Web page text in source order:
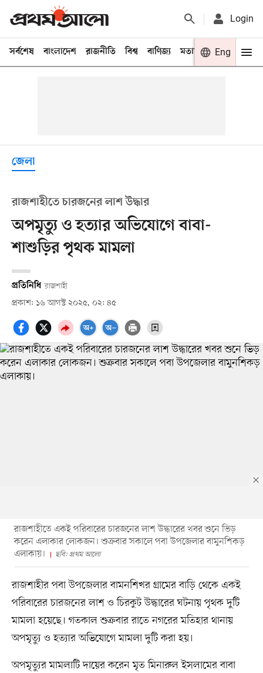
Login
সর্বশেষ বাংলাদেশ রাজনীতি বিশ্ব বাণিজ্য মতামত খেলা
Eng
জেলা
রাজশাহীতে চারজনের লাশ উদ্ধার
অপমৃত্যু ও হত্যার অভিযোগে বাবা-
শাশুড়ির পৃথক মামলা
প্রতিনিধি রাজশাহী
প্রকাশ: ১৬ আগস্ট ২০২৫, ০২: ৪৫
রাজশাহীতে একই পরিবারের চারজনের লাশ উদ্ধারের খবর শুনে ভিড়
করেন এলাকার লোকজন। শুক্রবার সকালে পবা উপজেলার বামুনশিকড়
এলাকায়।
ছবি: প্রথম আলো
রাজশাহীর পবা উপজেলার বামনশিখর গ্রামের বাড়ি থেকে একই
পরিবারের চারজনের লাশ ও চিরকুট উদ্ধারের ঘটনায় পৃথক দুটি
মামলা হয়েছে। গতকাল শুক্রবার রাতে নগরের মতিহার থানায়
অপমৃত্যু ও হত্যার অভিযোগে মামলা দুটি করা হয়।
অপমৃত্যুর মামলাটি দায়ের করেন মৃত মিনারুল ইসলামের বাবা